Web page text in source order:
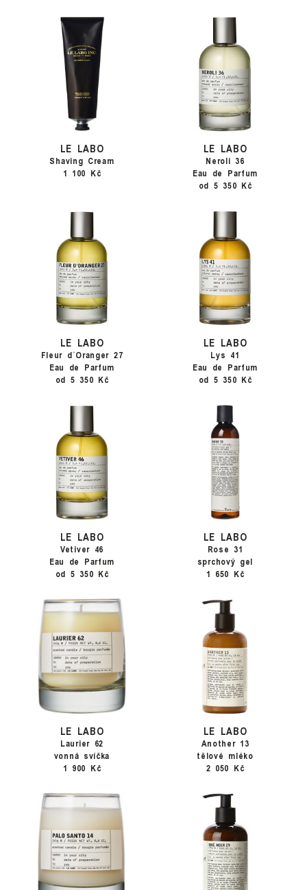
LE LABO
Shaving Cream
1 100 Kč
LE LABO
Neroli 36
Eau de Parfum
od 5 350 Kč
LE LABO
Fleur d´Oranger 27
Eau de Parfum
od 5 350 Kč
LE LABO
Lys 41
Eau de Parfum
od 5 350 Kč
LE LABO
Vetiver 46
Eau de Parfum
od 5 350 Kč
LE LABO
Rose 31
sprchový gel
1 650 Kč
LE LABO
Laurier 62
vonná svíčka
1 900 Kč
LE LABO
Another 13
tělové mléko
2 050 Kč